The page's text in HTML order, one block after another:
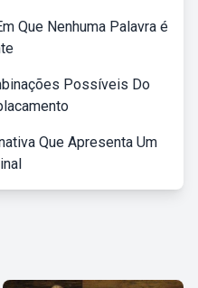
Que Nenhuma Palavra é
Possíveis Do
Que Apresenta Um